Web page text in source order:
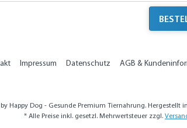
Impressum Datenschutz AGB &
Happy Dog - Gesunde Premium Tiernahrung. Hergestellt
* Alle Preise inkl. gesetzl. Mehrwertsteuer zzgl.